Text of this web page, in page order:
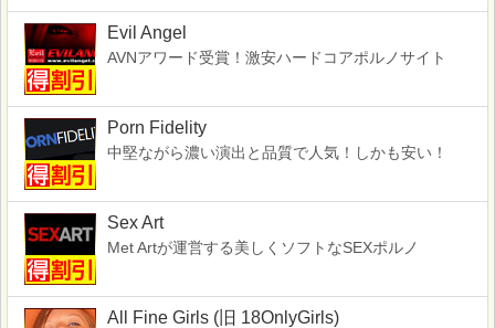
Evil Angel
AVNアワード受賞！激安ハードコアポルノサイト
Porn Fidelity
中堅ながら濃い演出と品質で人気！しかも安い！
Sex Art
Met Artが運営する美しくソフトなSEXポルノ
All Fine Girls (旧 18OnlyGirls)